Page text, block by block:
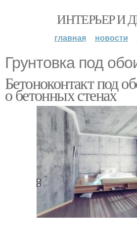
ИНТЕРЬЕР И
главная новости
Грунтовка под
Бетоноконтакт под
о бетонных стенах